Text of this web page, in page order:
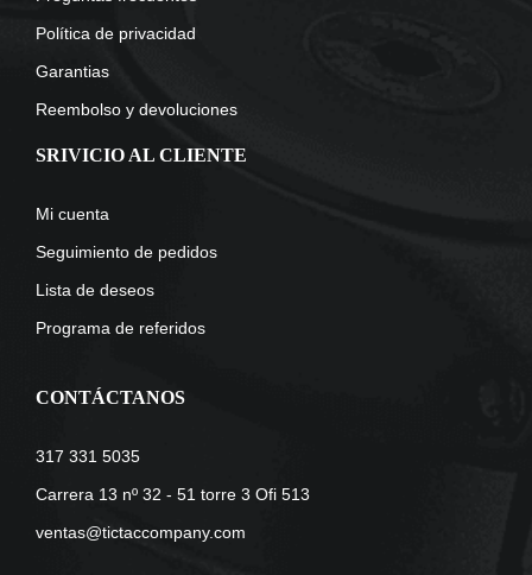
Política de privacidad
Garantias
Reembolso y devoluciones
SRIVICIO AL CLIENTE
Mi cuenta
Seguimiento de pedidos
Lista de deseos
Programa de referidos
CONTÁCTANOS
317 331 5035
Carrera 13 nº 32 - 51 torre 3 Ofi 513
ventas@tictaccompany.com